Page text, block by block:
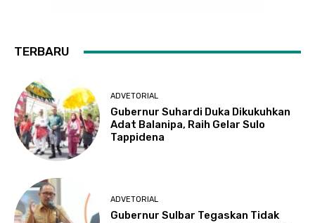
TERBARU
ADVETORIAL
Gubernur Suhardi Duka Dikukuhkan
Adat Balanipa, Raih Gelar Sulo
Tappidena
ADVETORIAL
Gubernur Sulbar Tegaskan Tidak